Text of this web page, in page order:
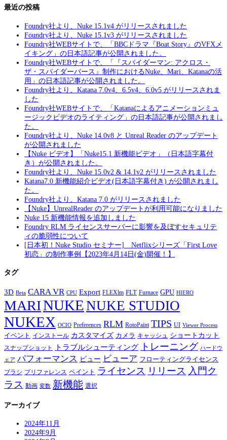
最近の投稿
Foundry社より、Nuke 15.1v4 がリリースされました
Foundry社より、Nuke 15.1v3 がリリースされました
Foundry社WEBサイトで、「BBCドラマ『Boat Story』のVFXメ
イキング」の日本語記事が公開されました。
Foundry社WEBサイトで、「『スパイダーマン: アクロス・
ザ・スパイダーバース』制作におけるNuke、Mari、Katanaの活
用」の日本語記事が公開されました。
Foundry社より、Katana 7.0v4、6.5v4、6.0v5 がリリースされま
した
Foundry社WEBサイトで、「Katanaによるアニメーションミュ
ージックビデオのライティング」の日本語記事が公開されまし
た。
Foundry社より、Nuke 14.0v8 と Unreal Reader のアップデート
が公開されました
【Nuke ビデオ】「Nuke15.1 新機能ビデオ」（日本語字幕付
き）が公開されました。
Foundry社より、Nuke 15.0v2 & 14.1v2 がリリースされました
Katana7.0 新機能紹介ビデオ(日本語字幕付き) が公開されまし
た。
Foundry社より、Katana 7.0 がリリースされました
【Nuke】UnrealReader のアップデートが利用可能になりました
Nuke 15 新機能情報を追加しました
Foundry RLM ライセンスサーバーに影響を及ぼすセキュリテ
ィの脆弱性について
[日本初！Nuke Studio セミナー] Netflixシリーズ「First Love
初恋」の制作事例【2023年4月14日(金)開催！】
タグ
3D Beta CARA VR CPU Export FLEXlm FLT Furnace GPU HIERO
MARINUKENUKE STUDIO
NUKEX OCIO Preferences RLM RotoPaint TIPS UI Viewer Process
イベント インストール カスタマイズ カメラ キャッシュ ショートカット
スナップショット トラブルシューティング トレーニング ハードウ
ェア パフォーマンス ビュー ビューア フローティングライセンス
ブラシ プリファレンス ペイント ライセンス リリース 入門ク
ラス 動画 変数 新機能 選択
アーカイブ
2024年11月
2024年9月